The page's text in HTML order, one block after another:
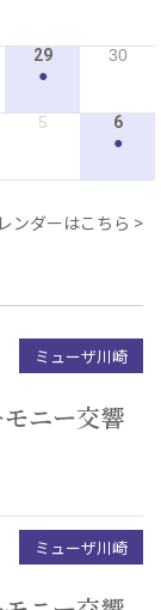
29 30
●
5 6
●
ンダーはこちら
ミューザ川崎
ニー交響
ミューザ川崎